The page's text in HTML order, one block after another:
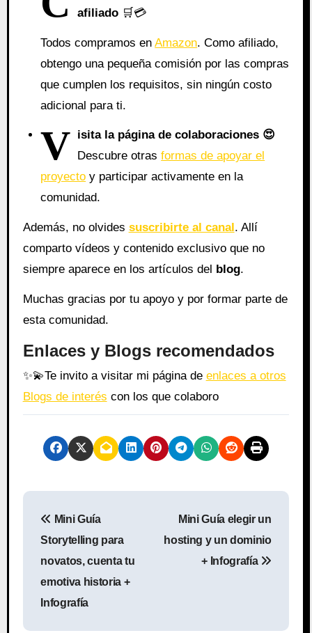
afiliado 🛒💳
Todos compramos enAmazon. Como afiliado,
obtengo una pequeña comisión por las compras
que cumplen los requisitos, sin ningún costo
adicional para ti.
V isita la página de colaboraciones 😍
Descubre otrasformas de apoyar el
proyecto y participar activamente en la
comunidad.
Además, no olvides suscribirte al canal . Allí
comparto vídeos y contenido exclusivo que no
siempre aparece en los artículos del
blog.
Muchas gracias por tu apoyo y por formar parte de
esta comunidad.
Enlaces y Blogs recomendados
✨💫Te invito a visitar mi página de enlaces a otros
Blogs de interés con los que colaboro
Mini Guía
Storytelling para
novatos, cuenta tu
emotiva historia +
Infografía
Mini Guía elegir un
hosting y un dominio
+ Infografía